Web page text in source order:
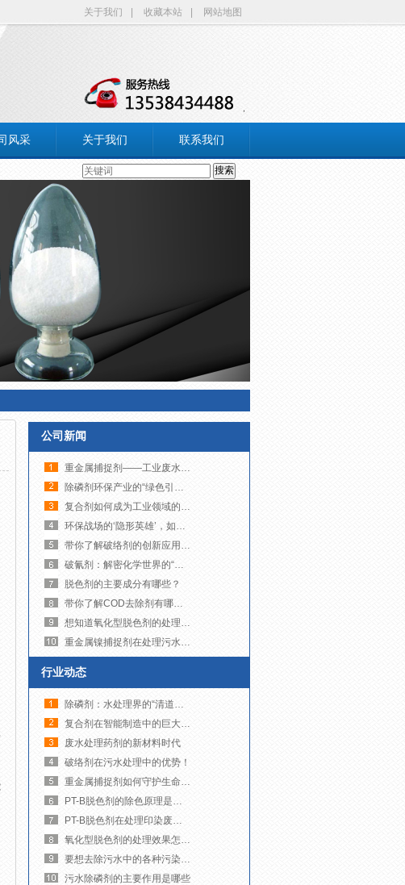
关于我们 收藏本站 网站地图
风采 关于我们 联系我们
公司新闻
重金属捕捉剂——工业废水治理的“精准狙击手”
除磷剂环保产业的“绿色引擎”，如何助力可持续发展？
复合剂如何成为工业领域的多面手？
环保战场的‘隐形英雄’，如何让污水变清流？
带你了解破络剂的创新应用与未来发展趋势
破氰剂：解密化学世界的“解毒大师”
脱色剂的主要成分有哪些？
带你了解COD去除剂有哪些品牌
想知道氧化型脱色剂的处理成本到底高不高吗？来看这里吧！
重金属镍捕捉剂在处理污水镍超标方面发挥着至关重要的作用
行业动态
除磷剂：水处理界的“清道夫”，如何让碧水重现？
复合剂在智能制造中的巨大潜力！
废水处理药剂的新材料时代
破络剂在污水处理中的优势！
重金属捕捉剂如何守护生命之源
PT-B脱色剂的除色原理是什么？
PT-B脱色剂在处理印染废水时有哪些注意事项
氧化型脱色剂的处理效果怎么样？
要想去除污水中的各种污染物，需要注意这些处理的流程！
污水除磷剂的主要作用是哪些